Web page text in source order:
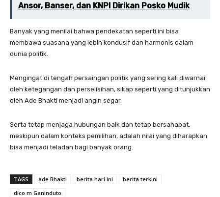
Ansor, Banser, dan KNPI Dirikan Posko Mudik
Banyak yang menilai bahwa pendekatan seperti ini bisa
membawa suasana yang lebih kondusif dan harmonis dalam
dunia politik.
Mengingat di tengah persaingan politik yang sering kali diwarnai
oleh ketegangan dan perselisihan, sikap seperti yang ditunjukkan
oleh Ade Bhakti menjadi angin segar.
Serta tetap menjaga hubungan baik dan tetap bersahabat,
meskipun dalam konteks pemilihan, adalah nilai yang diharapkan
bisa menjadi teladan bagi banyak orang.
TAGS ade Bhakti berita hari ini
berita terkini
dico m Ganinduto